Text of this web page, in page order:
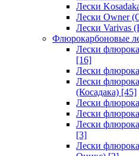
Лески
Лески Owner
Лески Varivas
Флюрокарбоновые
Лески
[16]
Лески
Лески
(Косадака) [45]
Лески
Лески
Лески
[3]
Лески